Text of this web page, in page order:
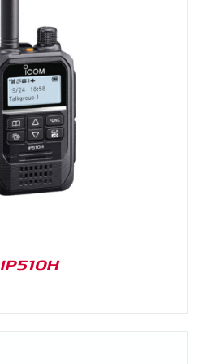
IP510H